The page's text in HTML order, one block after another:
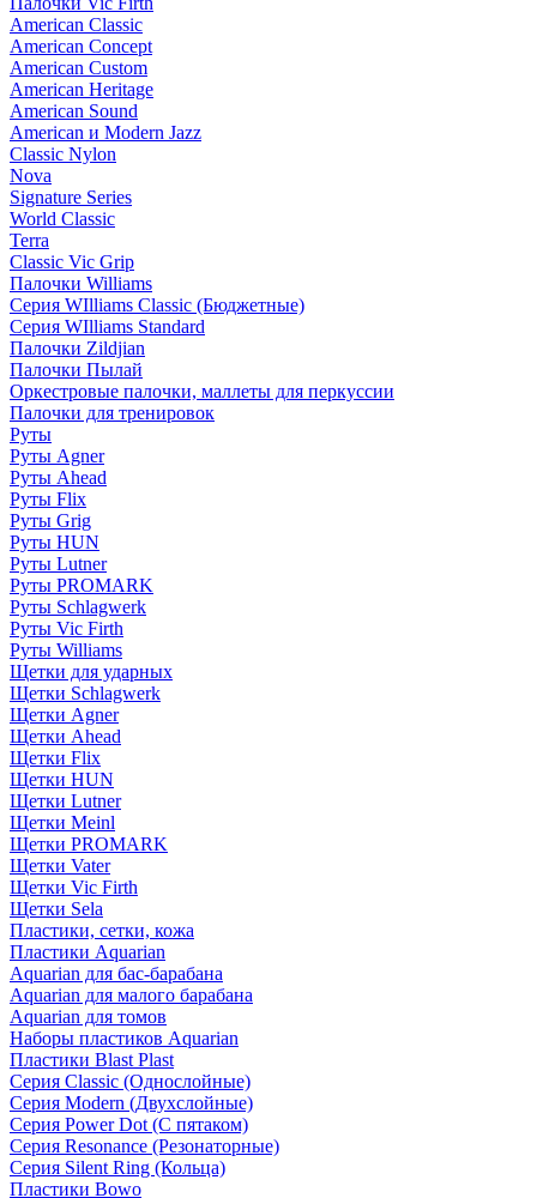
American Classic
American Concept
American Custom
American Heritage
American Sound
American и Modern Jazz
Classic Nylon
Nova
Signature Series
World Classic
Terra
Classic Vic Grip
Палочки Williams
Серия WIlliams Classic (Бюджетные)
Серия WIlliams Standard
Палочки Zildjian
Палочки Пылай
Оркестровые палочки, маллеты для перкуссии
Палочки для тренировок
Руты
Руты Agner
Руты Ahead
Руты Flix
Руты Grig
Руты HUN
Руты Lutner
Руты PROMARK
Руты Schlagwerk
Руты Vic Firth
Руты Williams
Щетки для ударных
Щетки Schlagwerk
Щетки Agner
Щетки Ahead
Щетки Flix
Щетки HUN
Щетки Lutner
Щетки Meinl
Щетки PROMARK
Щетки Vater
Щетки Vic Firth
Щетки Sela
Пластики, сетки, кожа
Пластики Aquarian
Aquarian для бас-барабана
Aquarian для малого барабана
Aquarian для томов
Наборы пластиков Aquarian
Пластики Blast Plast
Серия Classic (Однослойные)
Серия Modern (Двухслойные)
Серия Power Dot (С пятаком)
Серия Resonance (Резонаторные)
Серия Silent Ring (Кольца)
Пластики Bowo